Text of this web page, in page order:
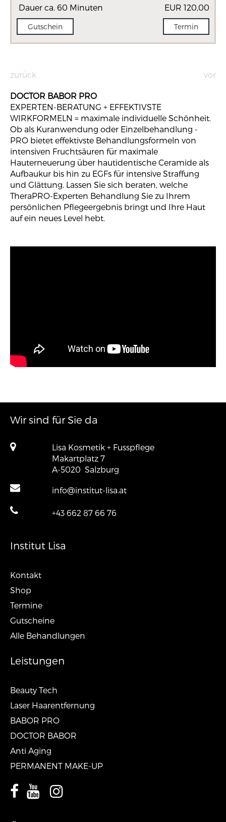
Dauer ca. 60 Minuten EUR 120,00
Gutschein Termin
zurück vor
DOCTOR BABOR PRO
EXPERTEN-BERATUNG + EFFEKTIVSTE
WIRKFORMELN = maximale individuelle Schönheit.
Ob als Kuranwendung oder Einzelbehandlung -
PRO bietet effektivste Behandlungsformeln von
intensiven Fruchtsäuren für maximale
Hauterneuerung über hautidentische Ceramide als
Aufbaukur bis hin zu EGFs für intensive Straffung
und Glättung. Lassen Sie sich beraten, welche
TheraPRO-Experten Behandlung Sie zu Ihrem
persönlichen Pflegeergebnis bringt und Ihre Haut
auf ein neues Level hebt.
Wir sind für Sie da
Lisa Kosmetik + Fusspflege
Makartplatz 7
A-5020 Salzburg
info@institut-lisa.at
+43 662 87 66 76
Institut Lisa
Kontakt
Shop
Termine
Gutscheine
Alle Behandlungen
Leistungen
Beauty Tech
Laser Haarentfernung
BABOR PRO
DOCTOR BABOR
Anti Aging
PERMANENT MAKE-UP